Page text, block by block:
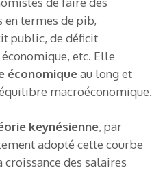
termes de pib,
public, de déficit
etc. Elle
économiqueau long et
macroéconomique.
keynésienne, par
adopté cette courbe
des salaires